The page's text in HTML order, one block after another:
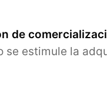
de
se estimule la